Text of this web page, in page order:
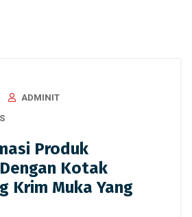
ADMINIT
Produk
Kotak
Krim Muka Yang